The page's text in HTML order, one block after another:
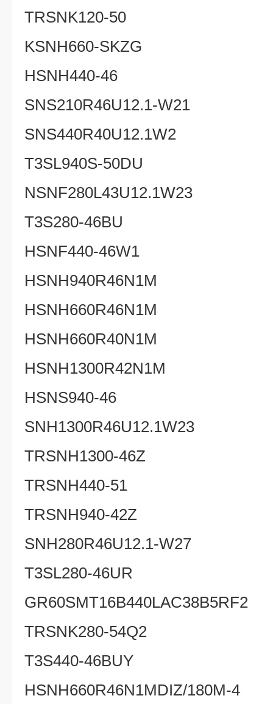
TRSNK120-50
KSNH660-SKZG
HSNH440-46
SNS210R46U12.1-W21
SNS440R40U12.1W2
T3SL940S-50DU
NSNF280L43U12.1W23
T3S280-46BU
HSNF440-46W1
HSNH940R46N1M
HSNH660R46N1M
HSNH660R40N1M
HSNH1300R42N1M
HSNS940-46
SNH1300R46U12.1W23
TRSNH1300-46Z
TRSNH440-51
TRSNH940-42Z
SNH280R46U12.1-W27
T3SL280-46UR
GR60SMT16B440LAC38B5RF2
TRSNK280-54Q2
T3S440-46BUY
HSNH660R46N1MDIZ/180M-4